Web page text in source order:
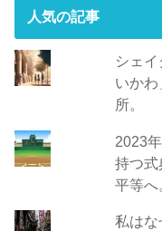
人気の記事
シェ
いか
所。
2023
持つ式
平等へ
私はな